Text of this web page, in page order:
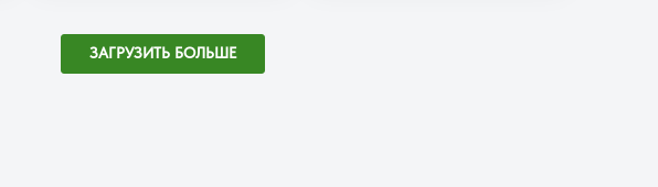
ЗАГРУЗИТЬ БОЛЬШЕ